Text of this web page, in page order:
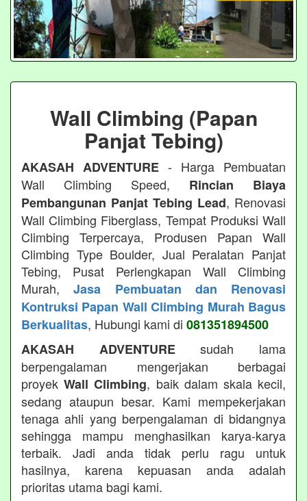
Wall Climbing (Papan
Panjat Tebing)
AKASAH ADVENTURE - Harga Pembuatan
Wall Climbing Speed, Rincian Biaya
Pembangunan Panjat Tebing Lead, Renovasi
Wall Climbing Fiberglass, Tempat Produksi Wall
Climbing Terpercaya, Produsen Papan Wall
Climbing Type Boulder, Jual Peralatan Panjat
Tebing, Pusat Perlengkapan Wall Climbing
Murah,Jasa Pembuatan dan Renovasi
Kontruksi Papan Wall Climbing Murah Bagus
Berkualitas, Hubungi kami di 081351894500
AKASAH ADVENTUREsudah lama
berpengalaman mengerjakan berbagai
proyekWall Climbing, baik dalam skala kecil,
sedang ataupun besar. Kami mempekerjakan
tenaga ahli yang berpengalaman di bidangnya
sehingga mampu menghasilkan karya-karya
terbaik. Jadi anda tidak perlu ragu untuk
hasilnya, karena kepuasan anda adalah
prioritas utama bagi kami.